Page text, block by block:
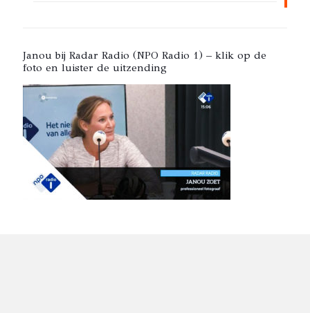
Janou bij Radar Radio (NPO Radio 1) – klik op de
foto en luister de uitzending